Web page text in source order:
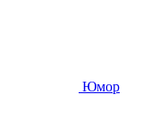
Юмор